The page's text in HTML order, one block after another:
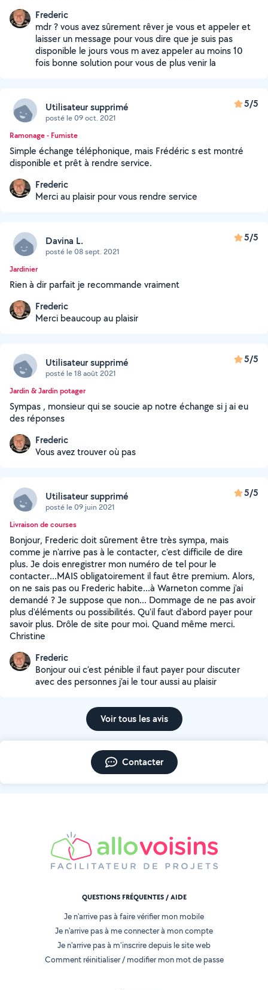
Frederic
mdr ? vous avez sûrement rêver je vous et appeler et
laisser un message pour vous dire que je suis pas
disponible le jours vous m avez appeler au moins 10
fois bonne solution pour vous de plus venir la
Utilisateur supprimé
posté le 09 oct. 2021
5/5
Ramonage - Fumiste
Simple échange téléphonique, mais Frédéric s est montré
disponible et prêt à rendre service.
Frederic
Merci au plaisir pour vous rendre service
Davina L.
posté le 08 sept. 2021
5/5
Jardinier
Rien à dir parfait je recommande vraiment
Frederic
Merci beaucoup au plaisir
Utilisateur supprimé
posté le 18 août 2021
5/5
Jardin & Jardin potager
Sympas , monsieur qui se soucie ap notre échange si j ai eu
des réponses
Frederic
Vous avez trouver où pas
Utilisateur supprimé
posté le 09 juin 2021
5/5
Livraison de courses
Bonjour, Frederic doit sûrement être très sympa, mais
comme je n'arrive pas à le contacter, c'est difficile de dire
plus. Je dois enregistrer mon numéro de tel pour le
contacter...MAIS obligatoirement il faut être premium. Alors,
on ne sais pas ou Frederic habite...à Warneton comme j'ai
demandé ? Je suppose que non... Dommage de ne pas avoir
plus d'éléments ou possibilités. Qu'il faut d'abord payer pour
savoir plus. Drôle de site pour moi. Quand même merci.
Christine
Frederic
Bonjour oui c’est pénible il faut payer pour discuter
avec des personnes j’ai le tour aussi au plaisir
Voir tous les avis
Contacter
QUESTIONS FRÉQUENTES / AIDE
Je n'arrive pas à faire vérifier mon mobile
Je n'arrive pas à me connecter à mon compte
Je n'arrive pas à m'inscrire depuis le site web
Comment réinitialiser / modifier mon mot de passe